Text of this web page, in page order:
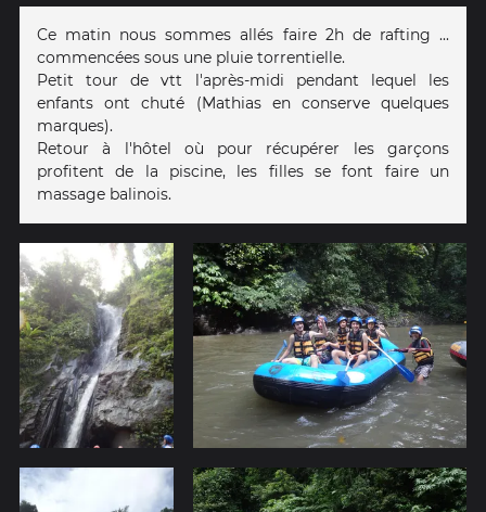
Ce matin nous sommes allés faire 2h de rafting ...
commencées sous une pluie torrentielle.
Petit tour de vtt l'après-midi pendant lequel les
enfants ont chuté (Mathias en conserve quelques
marques).
Retour à l'hôtel où pour récupérer les garçons
profitent de la piscine, les filles se font faire un
massage balinois.